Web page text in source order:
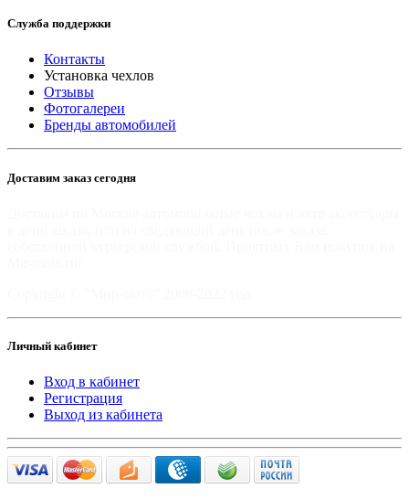
Служба поддержки
Контакты
Установка чехлов
Отзывы
Фотогалереи
Бренды автомобилей
Доставим заказ сегодня
Личный кабинет
Вход в кабинет
Регистрация
Выход из кабинета